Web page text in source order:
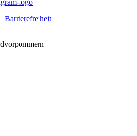
| Barrierefreiheit